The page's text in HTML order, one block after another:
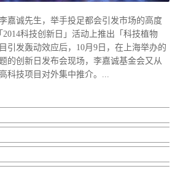
嘉诚先生，举手投足都会引发市场的高度
科技创新日」活动上推出「科技植物
引发轰动效应后，10月9日，在上海举办的
的创新日发布会现场，李嘉诚基金会又从
科技项目对外集中推介。...